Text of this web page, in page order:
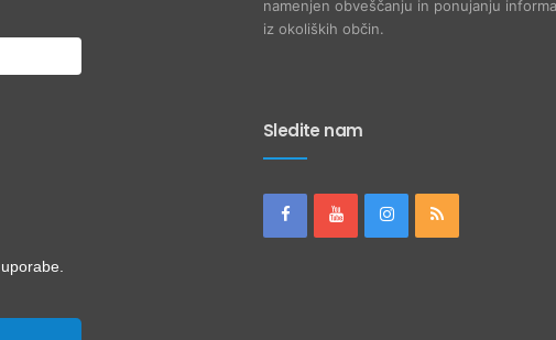
namenjen obveščanju in ponujanju
iz okoliških občin.
Sledite nam